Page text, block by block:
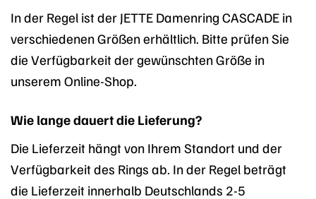
In der Regel ist der JETTE Damenring CASCADE in
verschiedenen Größen erhältlich. Bitte prüfen Sie
die Verfügbarkeit der gewünschten Größe in
unserem Online-Shop.
Wie lange dauert die Lieferung?
Die Lieferzeit hängt von Ihrem Standort und der
Verfügbarkeit des Rings ab. In der Regel beträgt
die Lieferzeit innerhalb Deutschlands 2-5